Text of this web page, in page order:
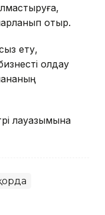
отыр.
ету,
қолдау
лауазымына